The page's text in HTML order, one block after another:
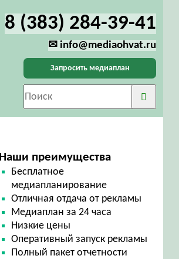
8 (383) 284-39-41
✉ info@mediaohvat.ru
Запросить медиаплан
Наши преимущества
Бесплатное
медиапланирование
Отличная отдача от рекламы
Медиаплан за 24 часа
Низкие цены
Оперативный запуск рекламы
Полный пакет отчетности